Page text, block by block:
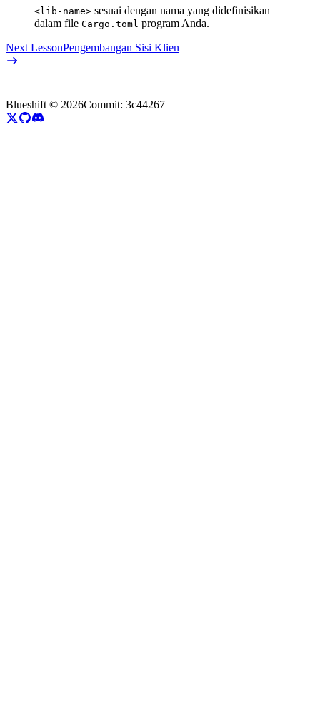
<lib-name> sesuai dengan nama yang didefinisikan
dalam file Cargo.toml program Anda.
Next LessonPengembangan Sisi Klien
Blueshift © 2026Commit: 3c44267